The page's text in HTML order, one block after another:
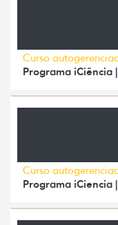
Curso
Programa iCiência
Curso
Programa iCiencia